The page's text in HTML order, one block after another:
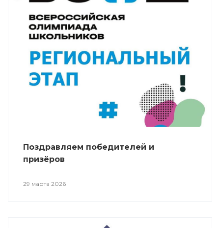
Поздравляем победителей и
призёров
29 марта 2026